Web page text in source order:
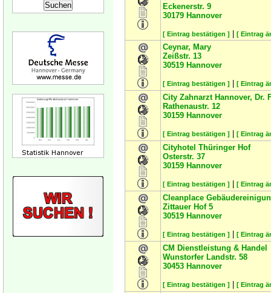
Eckenerstr. 9
30179 Hannover
[ Eintrag bestätigen ] [ Eintrag
Ceynar, Mary
Zeißstr. 13
30519 Hannover
[ Eintrag bestätigen ] [ Eintrag
City Zahnarzt Hannover, Dr.
Rathenaustr. 12
30159 Hannover
[ Eintrag bestätigen ] [ Eintrag
Cityhotel Thüringer Hof
Osterstr. 37
30159 Hannover
[ Eintrag bestätigen ] [ Eintrag
Cleanplace
Zittauer Hof 5
30519 Hannover
[ Eintrag bestätigen ] [ Eintrag
CM Dienstleistung & Handel
Wunstorfer Landstr. 58
30453 Hannover
[ Eintrag bestätigen ] [ Eintrag